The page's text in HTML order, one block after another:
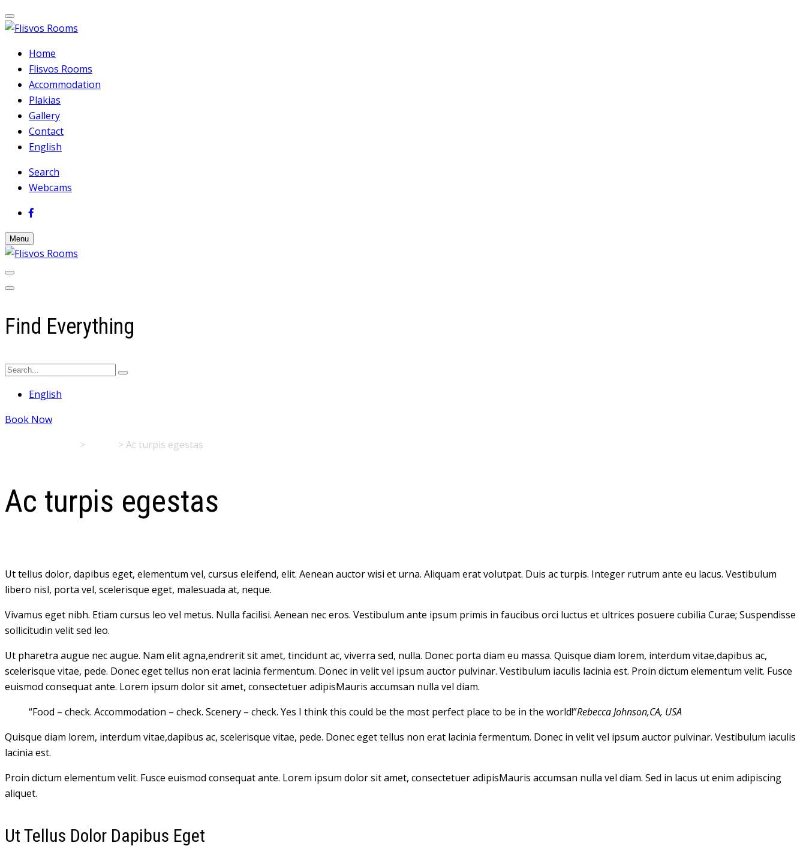
Home
Flisvos Rooms
Accommodation
Plakias
Gallery
Contact
English
Search
Webcams
Menu
Find Everything
English
Book Now
> > Ac turpis egestas
Ac turpis egestas
Ut tellus dolor, dapibus eget, elementum vel, cursus eleifend, elit. Aenean auctor wisi et urna. Aliquam erat volutpat. Duis ac turpis. Integer rutrum ante eu lacus. Vestibulum
libero nisl, porta vel, scelerisque eget, malesuada at, neque.
Vivamus eget nibh. Etiam cursus leo vel metus. Nulla facilisi. Aenean nec eros. Vestibulum ante ipsum primis in faucibus orci luctus et ultrices posuere cubilia Curae; Suspendisse
sollicitudin velit sed leo.
Ut pharetra augue nec augue. Nam elit agna,endrerit sit amet, tincidunt ac, viverra sed, nulla. Donec porta diam eu massa. Quisque diam lorem, interdum vitae,dapibus ac,
scelerisque vitae, pede. Donec eget tellus non erat lacinia fermentum. Donec in velit vel ipsum auctor pulvinar. Vestibulum iaculis lacinia est. Proin dictum elementum velit. Fusce
euismod consequat ante. Lorem ipsum dolor sit amet, consectetuer adipisMauris accumsan nulla vel diam.
“Food – check. Accommodation – check. Scenery – check. Yes I think this could be the most perfect place to be in the world!”Rebecca Johnson,CA, USA
Quisque diam lorem, interdum vitae,dapibus ac, scelerisque vitae, pede. Donec eget tellus non erat lacinia fermentum. Donec in velit vel ipsum auctor pulvinar. Vestibulum iaculis
lacinia est.
Proin dictum elementum velit. Fusce euismod consequat ante. Lorem ipsum dolor sit amet, consectetuer adipisMauris accumsan nulla vel diam. Sed in lacus ut enim adipiscing
aliquet.
Ut Tellus Dolor Dapibus Eget